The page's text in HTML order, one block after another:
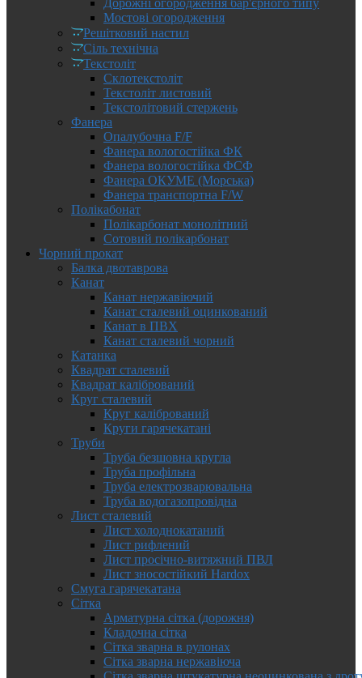
Дорожні огородження бар'єрного типу
Мостові огородження
Решітковий настил
Сіль технічна
Текстоліт
Склотекстоліт
Текстоліт листовий
Текстолітовий стержень
Фанера
Опалубочна F/F
Фанера вологостійка ФК
Фанера вологостійка ФСФ
Фанера ОКУМЕ (Морська)
Фанера транспортна F/W
Полікабонат
Полікарбонат монолітний
Сотовий полікарбонат
Чорний прокат
Балка двотаврова
Канат
Канат нержавіючий
Канат сталевий оцинкований
Канат в ПВХ
Канат сталевий чорний
Катанка
Квадрат сталевий
Квадрат калібрований
Круг сталевий
Круг калібрований
Круги гарячекатані
Труби
Труба безшовна кругла
Труба профільна
Труба електрозварювальна
Труба водогазопровідна
Лист сталевий
Лист холоднокатаний
Лист рифлений
Лист просічно-витяжний ПВЛ
Лист зносостійкий Hardox
Смуга гарячекатана
Сітка
Арматурна сітка (дорожня)
Кладочна сітка
Сітка зварна в рулонах
Сітка зварна нержавіюча